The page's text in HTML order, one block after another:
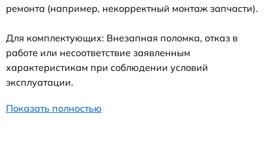
ремонта (например, некорректный монтаж запчасти).
Для комплектующих: Внезапная поломка, отказ в
работе или несоответствие заявленным
характеристикам при соблюдении условий
эксплуатации.
Показать полностью